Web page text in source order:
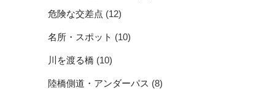
危険な交差点 (12)
名所・スポット (10)
川を渡る橋 (10)
陸橋側道・アンダーパス (8)